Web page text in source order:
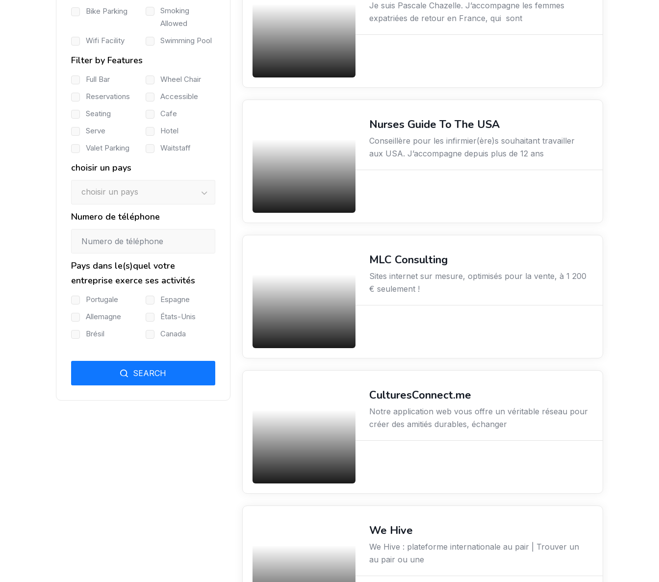
Je suis Pascale Chazelle. J’accompagne les femmes
expatriées de retour en France, qui sont
Nurses Guide To The USA
Conseillère pour les infirmier(ère)s souhaitant travailler
aux USA. J’accompagne depuis plus de 12 ans
MLC Consulting
Sites internet sur mesure, optimisés pour la vente, à 1 200
€ seulement !
CulturesConnect.me
Notre application web vous offre un véritable réseau pour
créer des amitiés durables, échanger
We Hive
We Hive : plateforme internationale au pair | Trouver un
au pair ou une
Bike Parking
Smoking
Allowed
Wifi Facility
Swimming Pool
Filter by Features
Full Bar
Wheel Chair
Reservations
Accessible
Seating
Cafe
Serve
Hotel
Valet Parking
Waitstaff
choisir un pays
choisir un pays
Numero de téléphone
Pays dans le(s)quel votre
entreprise exerce ses activités
Portugale
Espagne
Allemagne
États-Unis
Brésil
Canada
SEARCH